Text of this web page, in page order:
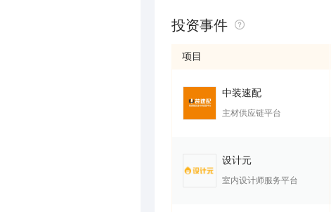
投资事件
项目
中装速配
主材供应链平台
设计元
室内设计师服务平台